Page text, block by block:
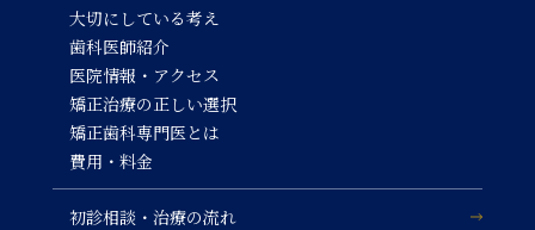
大切にしている考え
歯科医師紹介
医院情報・アクセス
矯正治療の正しい選択
矯正歯科専門医とは
費用・料金
初診相談・治療の流れ